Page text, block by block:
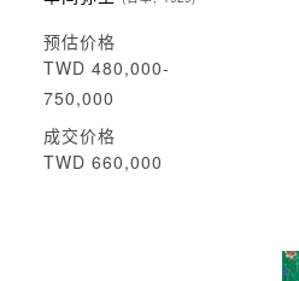
预估价格
TWD 480,000-
750,000
成交价格
TWD 660,000